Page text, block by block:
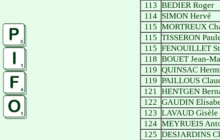
113 BEDIER Roger
114 SIMON Hervé
115 MORTREUX
115 TISSERON
115 FENOUILLET
118 BOUET Jean-
119 QUINSAC
119 PAILLOUS
121 HENTGEN
122 GAUDIN
123 LAVAUD Gisèle
124 MEYRUEIS
125 DESJARDINS